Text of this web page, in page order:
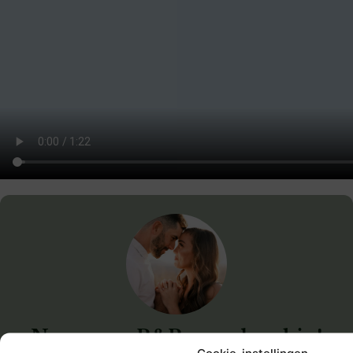
Neem een B&B membership!